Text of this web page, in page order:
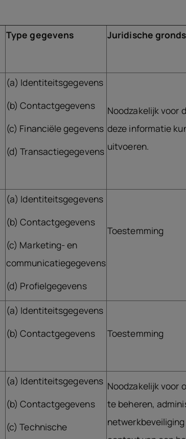
Type gegevens Juridische
(a) Identiteitsgegevens
(b) Contactgegevens
(c) Financiële gegevens
(d) Transactiegegevens
Noodzakelijk voor
deze informatie
uitvoeren.
(a) Identiteitsgegevens
(b) Contactgegevens
(c) Marketing- en
communicatiegegevens
(d) Profielgegevens
Toestemming
(a) Identiteitsgegevens
(b) Contactgegevens
Toestemming
(a) Identiteitsgegevens
(b) Contactgegevens
(c) Technische
Noodzakelijk voor
te beheren,